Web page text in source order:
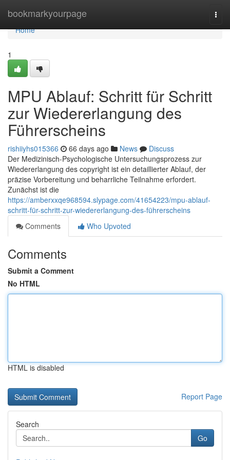
bookmarkyourpage
Home
Home
1
MPU Ablauf: Schritt für Schritt
zur Wiedererlangung des
Führerscheins
rishiiyhs015366 66 days ago News
Discuss
Der Medizinisch-Psychologische Untersuchungsprozess zur
Wiedererlangung des copyright ist ein detaillierter Ablauf, der
präzise Vorbereitung und beharrliche Teilnahme erfordert.
Zunächst ist die
https://amberxxqe968594.slypage.com/41654223/mpu-ablauf-
schritt-für-schritt-zur-wiedererlangung-des-führerscheins
Comments
Who Upvoted
Comments
Submit a Comment
No HTML
HTML is disabled
Report Page
Search
Go